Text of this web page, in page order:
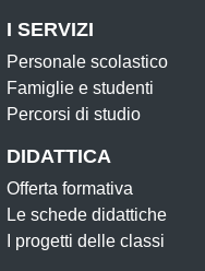
I SERVIZI
Personale scolastico
Famiglie e studenti
Percorsi di studio
DIDATTICA
Offerta formativa
Le schede didattiche
I progetti delle classi